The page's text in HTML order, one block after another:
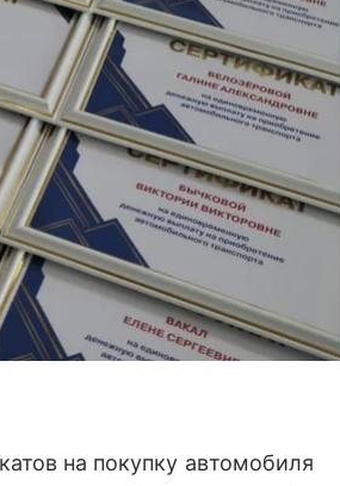
на покупку автомобиля